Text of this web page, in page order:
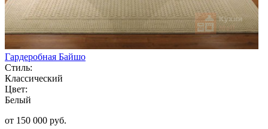
Гардеробная Байшо
Стиль:
Классический
Цвет:
Белый
от 150 000 руб.